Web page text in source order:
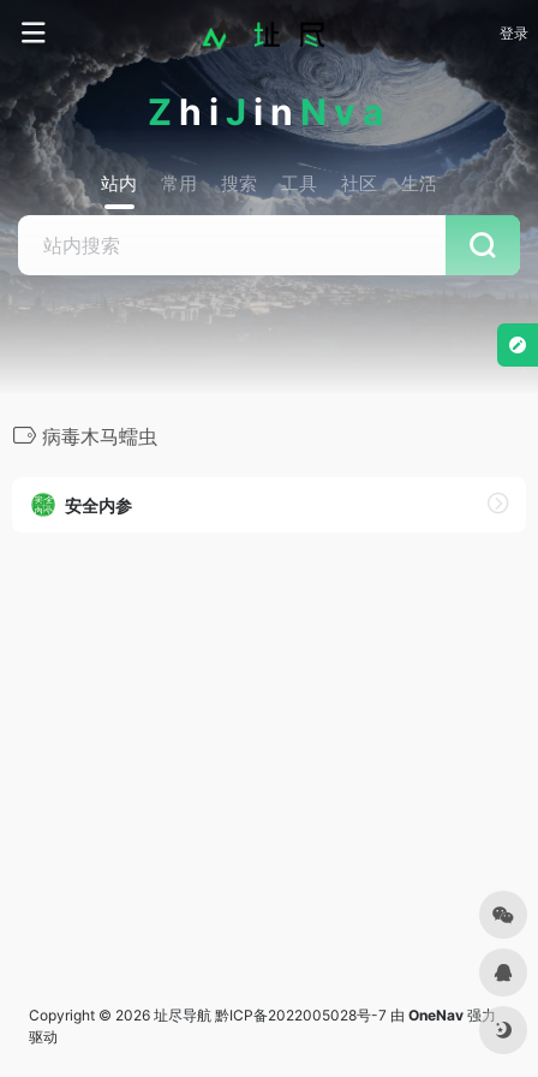
登录
ZhiJinNva
站内 常用 搜索 工具 社区 生活
病毒木马蠕虫
安全内参
Copyright © 2026 址尽导航 黔ICP备2022005028号-7 由 OneNav 强力
驱动